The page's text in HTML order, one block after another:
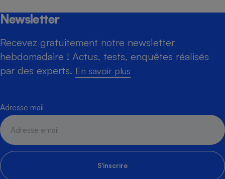
Newsletter
Recevez gratuitement notre newsletter
hebdomadaire ! Actus, tests, enquêtes réalisés
par des experts. En savoir plus
Adresse mail
S'inscrire